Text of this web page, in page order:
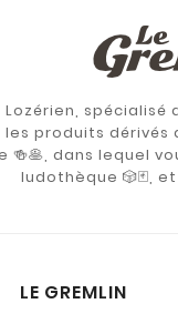
produits dérivés
🍻🥞, dans lequel
ludothèque 🎲🃏,
LE GREMLIN